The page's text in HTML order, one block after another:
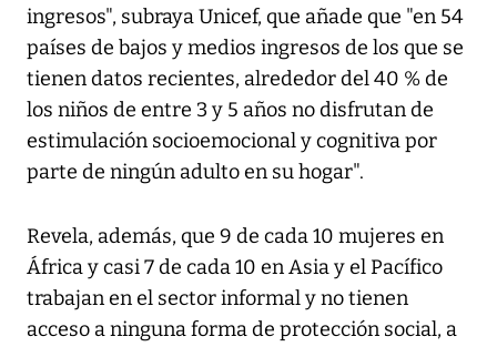
ingresos", subraya Unicef, que añade que "en 54
países de bajos y medios ingresos de los que se
tienen datos recientes, alrededor del 40 % de
los niños de entre 3 y 5 años no disfrutan de
estimulación socioemocional y cognitiva por
parte de ningún adulto en su hogar".
Revela, además, que 9 de cada 10 mujeres en
África y casi 7 de cada 10 en Asia y el Pacífico
trabajan en el sector informal y no tienen
acceso a ninguna forma de protección social, a